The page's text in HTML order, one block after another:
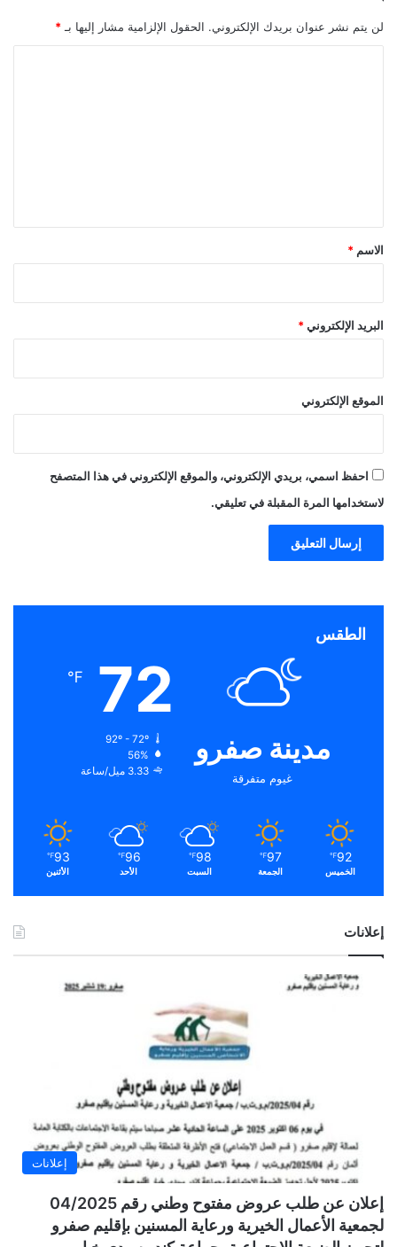
لن يتم نشر عنوان بريدك الإلكتروني. الحقول الإلزامية مشار إليها بـ *
*
الاسم *
البريد الإلكتروني *
الموقع الإلكتروني
احفظ اسمي، بريدي الإلكتروني، والموقع الإلكتروني في هذا المتصفح
لاستخدامها المرة المقبلة في تعليقي.
الطقس
مدينة صفرو
غيوم متفرقة
72
℉
92º - 72º
56%
3.33 ميل/ساعة
92
℉
الخميس
97
℉
الجمعة
98
℉
السبت
96
℉
الأحد
93
℉
الأثنين
إعلانات
إعلانات
إعلان عن طلب عروض مفتوح وطني رقم 04/2025
لجمعية الأعمال الخيرية ورعاية المسنين بإقليم صفرو